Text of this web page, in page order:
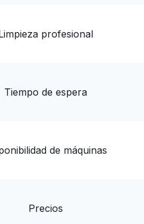
profesional
Tiempo de espera
de máquinas
Precios